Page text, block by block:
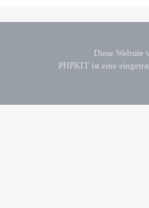
Diese
PHPKIT ist eine